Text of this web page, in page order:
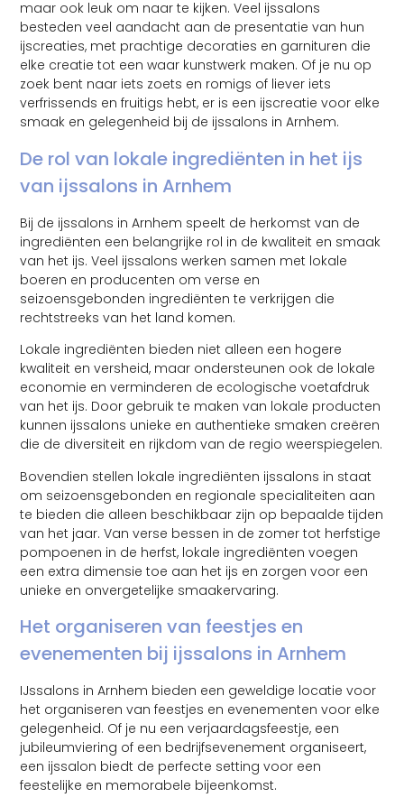
maar ook leuk om naar te kijken. Veel ijssalons
besteden veel aandacht aan de presentatie van hun
ijscreaties, met prachtige decoraties en garnituren die
elke creatie tot een waar kunstwerk maken. Of je nu op
zoek bent naar iets zoets en romigs of liever iets
verfrissends en fruitigs hebt, er is een ijscreatie voor elke
smaak en gelegenheid bij de ijssalons in Arnhem.
De rol van lokale ingrediënten in het ijs
van ijssalons in Arnhem
Bij de ijssalons in Arnhem speelt de herkomst van de
ingrediënten een belangrijke rol in de kwaliteit en smaak
van het ijs. Veel ijssalons werken samen met lokale
boeren en producenten om verse en
seizoensgebonden ingrediënten te verkrijgen die
rechtstreeks van het land komen.
Lokale ingrediënten bieden niet alleen een hogere
kwaliteit en versheid, maar ondersteunen ook de lokale
economie en verminderen de ecologische voetafdruk
van het ijs. Door gebruik te maken van lokale producten
kunnen ijssalons unieke en authentieke smaken creëren
die de diversiteit en rijkdom van de regio weerspiegelen.
Bovendien stellen lokale ingrediënten ijssalons in staat
om seizoensgebonden en regionale specialiteiten aan
te bieden die alleen beschikbaar zijn op bepaalde tijden
van het jaar. Van verse bessen in de zomer tot herfstige
pompoenen in de herfst, lokale ingrediënten voegen
een extra dimensie toe aan het ijs en zorgen voor een
unieke en onvergetelijke smaakervaring.
Het organiseren van feestjes en
evenementen bij ijssalons in Arnhem
IJssalons in Arnhem bieden een geweldige locatie voor
het organiseren van feestjes en evenementen voor elke
gelegenheid. Of je nu een verjaardagsfeestje, een
jubileumviering of een bedrijfsevenement organiseert,
een ijssalon biedt de perfecte setting voor een
feestelijke en memorabele bijeenkomst.